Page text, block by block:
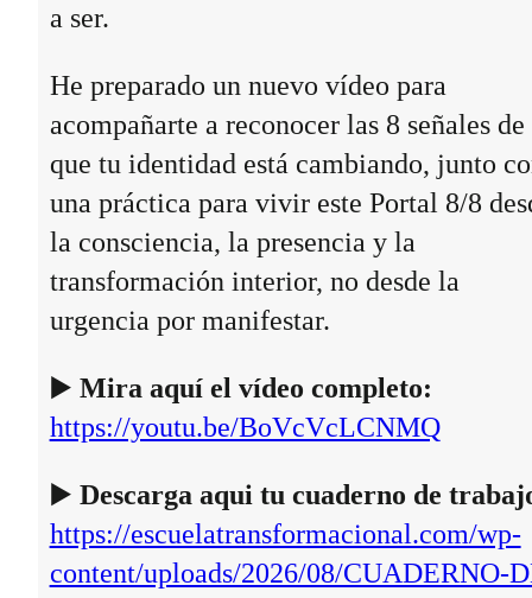
a ser.
He preparado un nuevo vídeo para
acompañarte a reconocer las 8 señales de
que tu identidad está cambiando, junto
una práctica para vivir este Portal 8/8
la consciencia, la presencia y la
transformación interior, no desde la
urgencia por manifestar.
▶️ Mira aquí el vídeo completo:
https://youtu.be/BoVcVcLCNMQ
▶️ Descarga aqui tu cuaderno de
https://escuelatransformacional.com/wp-
content/uploads/2026/08/CUADERNO-